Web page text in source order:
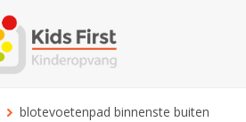
blotevoetenpad binnenste buiten